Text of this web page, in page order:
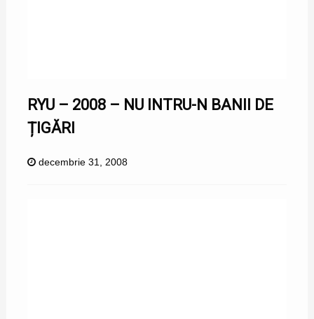
RYU – 2008 – NU INTRU-N BANII DE
ȚIGĂRI
decembrie 31, 2008